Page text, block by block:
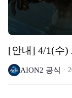
[안내] 4/1(수)
AION2 공식